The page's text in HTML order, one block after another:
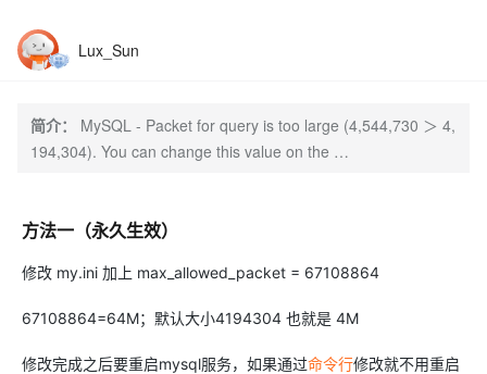
Lux_Sun
简介：
MySQL - Packet for query is too large (4,544,730 ＞ 4,
194,304). You can change this value on the …
方法一（永久生效）
修改 my.ini 加上 max_allowed_packet = 67108864
67108864=64M；默认大小4194304 也就是 4M
修改完成之后要重启mysql服务，如果通过命令行修改就不用重启